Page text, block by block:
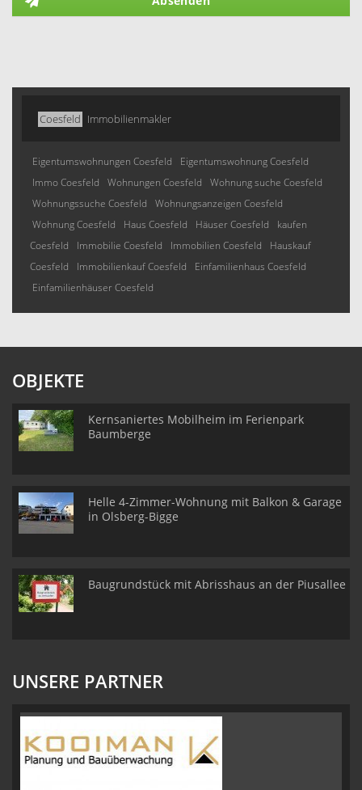
Coesfeld Immobilienmakler
Eigentumswohnungen Coesfeld
Eigentumswohnung Coesfeld
Immo Coesfeld
Wohnungen Coesfeld
Wohnung suche Coesfeld
Wohnungssuche Coesfeld
Wohnungsanzeigen Coesfeld
Wohnung Coesfeld
Haus Coesfeld Häuser Coesfeld
kaufen
Coesfeld
Immobilie Coesfeld Immobilien Coesfeld
Hauskauf
Coesfeld
Immobilienkauf Coesfeld
Einfamilienhaus Coesfeld
Einfamilienhäuser Coesfeld
OBJEKTE
Kernsaniertes Mobilheim im Ferienpark
Baumberge
Helle 4-Zimmer-Wohnung mit Balkon & Garage
in Olsberg-Bigge
Baugrundstück mit Abrisshaus an der Piusallee
UNSERE PARTNER